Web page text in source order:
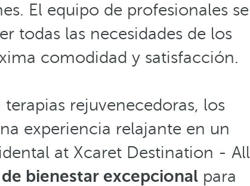
El equipo de profesionales se
todas las necesidades de los
comodidad y satisfacción.
terapias rejuvenecedoras, los
experiencia relajante en un
at Xcaret Destination - All
bienestar excepcional para